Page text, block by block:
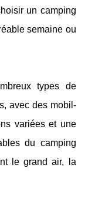
un camping
semaine ou
types de
avec des mobil-
variées et une
du camping
le grand air, la